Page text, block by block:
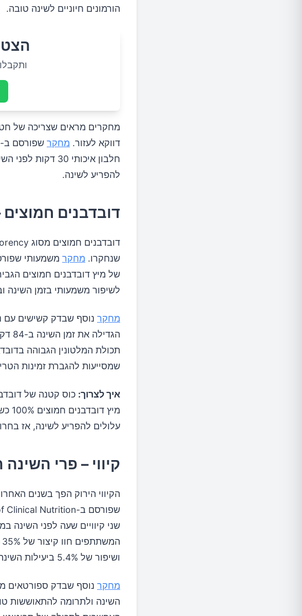
הורמונים חיוניים לשינה טובה.
דווקא לעזור. מחקר
חלבון איכותי 30
להפריע לשינה.
דובדבנים חמוצים
שנחקרו. מחקר
של מיץ דובדבנים חמוצים
לשיפור משמעותי בזמן השינה
מחקר נוסף שבדק קשישים עם
שמסייעות להגברת זמינות
איך לצרוך:
עלולים להפריע לשינה, אז
קיווי – פרי השינה
הקיווי הירוק הפך בשנים
שני קיוויים שעה לפני השינה
ושיפור של 5.4% ביעילות השינה.
מחקר נוסף שבדק ספורטאים
השינה ולתרומה להתאוששות